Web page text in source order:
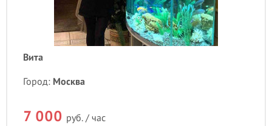
Вита
Город: Москва
7 000 руб. / час